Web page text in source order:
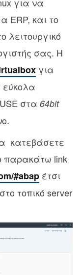
ERP, και το
λειτουργικό
σας. Η
για
εύκολα
στα 64bit
κατεβάσετε
παρακάτω link
#abapέτσι
τοπικό server